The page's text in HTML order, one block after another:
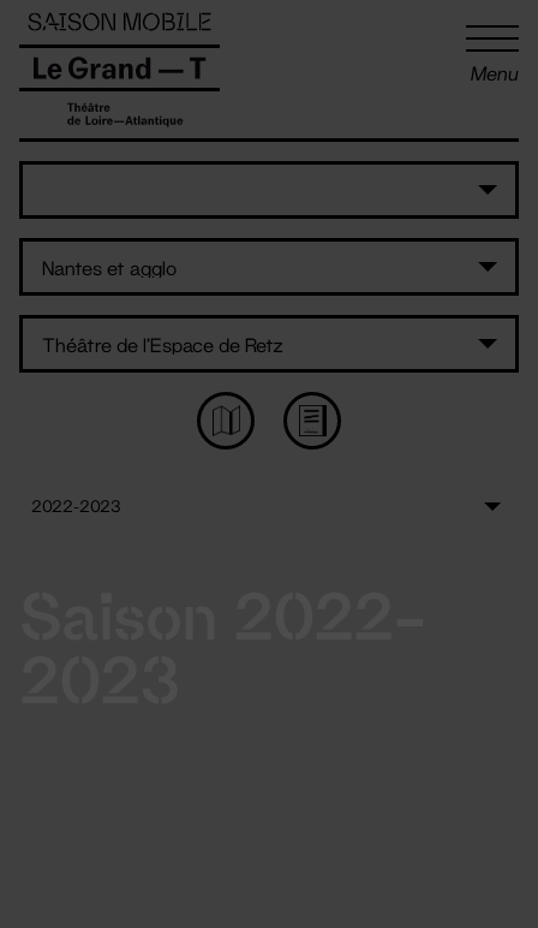
Menu
Panneau de gestion des cookies